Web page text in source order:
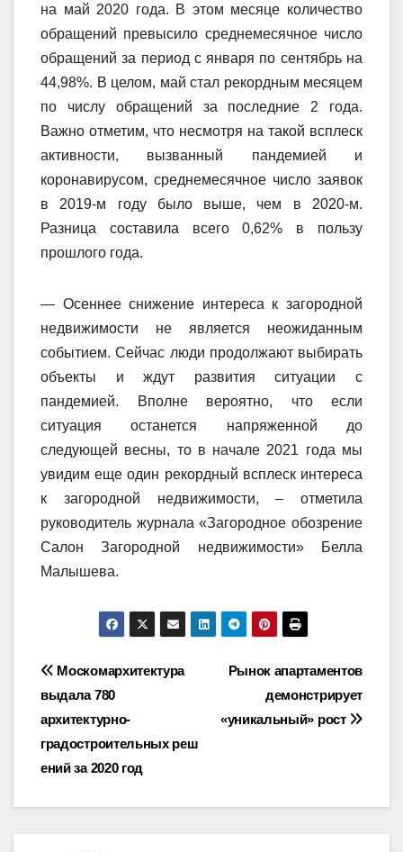
на май 2020 года. В этом месяце количество
обращений превысило среднемесячное число
обращений за период с января по сентябрь на
44,98%. В целом, май стал рекордным месяцем
по числу обращений за последние 2 года.
Важно отметим, что несмотря на такой всплеск
активности, вызванный пандемией и
коронавирусом, среднемесячное число заявок
в 2019-м году было выше, чем в 2020-м.
Разница составила всего 0,62% в пользу
прошлого года.
— Осеннее снижение интереса к загородной
недвижимости не является неожиданным
событием. Сейчас люди продолжают выбирать
объекты и ждут развития ситуации с
пандемией. Вполне вероятно, что если
ситуация останется напряженной до
следующей весны, то в начале 2021 года мы
увидим еще один рекордный всплеск интереса
к загородной недвижимости, – отметила
руководитель журнала «Загородное обозрение
Салон Загородной недвижимости» Белла
Малышева.
Навигация
по
записям
Рынок апартаментов
демонстрирует
«уникальный» рост
Москомархитектура
выдала 780
архитектурно-
градостроительных реш
ений за 2020 год